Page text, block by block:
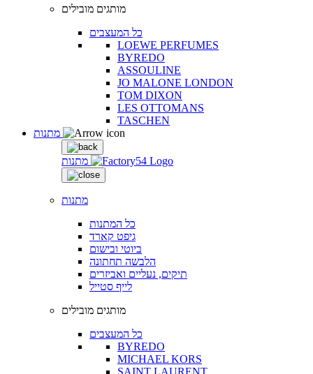
מותגים מובילים
כל המעצבים
LOEWE PERFUMES
BYREDO
ASSOULINE
JO MALONE LONDON
TOM DIXON
LES OTTOMANS
TASCHEN
מתנות
מתנות
כל המתנות
גיפט קארד
ביוטי ובישום
הלבשה תחתונה
תיקים, נעליים ואביזרים
לייף סטייל
מותגים מובילים
כל המעצבים
BYREDO
MICHAEL KORS
SAINT LAURENT